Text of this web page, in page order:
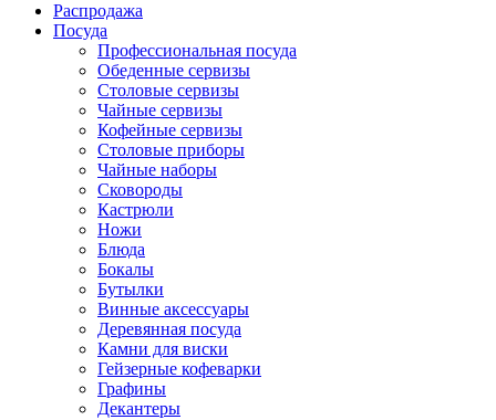
Распродажа
Посуда
Профессиональная посуда
Обеденные сервизы
Столовые сервизы
Чайные сервизы
Кофейные сервизы
Столовые приборы
Чайные наборы
Сковороды
Кастрюли
Ножи
Блюда
Бокалы
Бутылки
Винные аксессуары
Деревянная посуда
Камни для виски
Гейзерные кофеварки
Графины
Декантеры